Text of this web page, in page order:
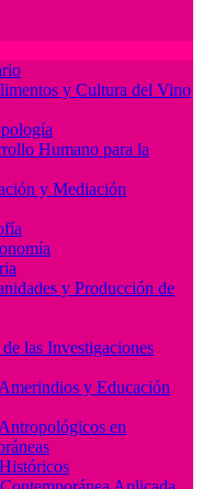
y Cultura del Vino
Humano para la
y Mediación
y Producción de
las Investigaciones
y Educación
en